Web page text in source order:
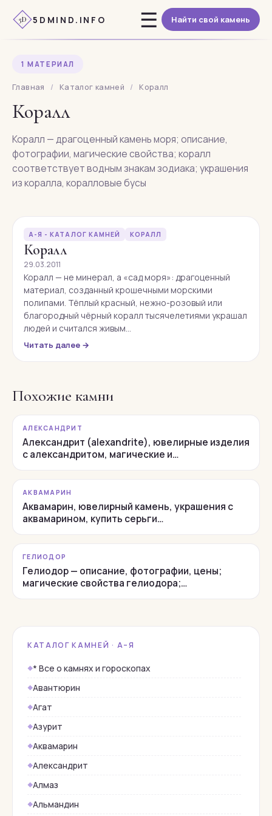
Перейти
содержимому
5D 5DMIND.INFO ☰ Найти свой камень
Главная / Каталог камней / Коралл
Коралл
Коралл — драгоценный камень моря; описание,
фотографии, магические свойства; коралл
соответствует водным знакам зодиака; украшения
из коралла, коралловые бусы
1 МАТЕРИАЛ
А-Я - КАТАЛОГ КАМНЕЙ КОРАЛЛ
Коралл
29.03.2011
Коралл — не минерал, а «сад моря»: драгоценный
материал, созданный крошечными морскими
полипами. Тёплый красный, нежно-розовый или
благородный чёрный коралл тысячелетиями украшал
людей и считался живым…
Читать далее →
Похожие камни
АЛЕКСАНДРИТ
Александрит (alexandrite), ювелирные изделия
с александритом, магические и…
АКВАМАРИН
Аквамарин, ювелирный камень, украшения с
аквамарином, купить серьги…
ГЕЛИОДОР
Гелиодор — описание, фотографии, цены;
магические свойства гелиодора;…
КАТАЛОГ КАМНЕЙ · А–Я
* Все о камнях и гороскопах
Авантюрин
Агат
Азурит
Аквамарин
Александрит
Алмаз
Альмандин